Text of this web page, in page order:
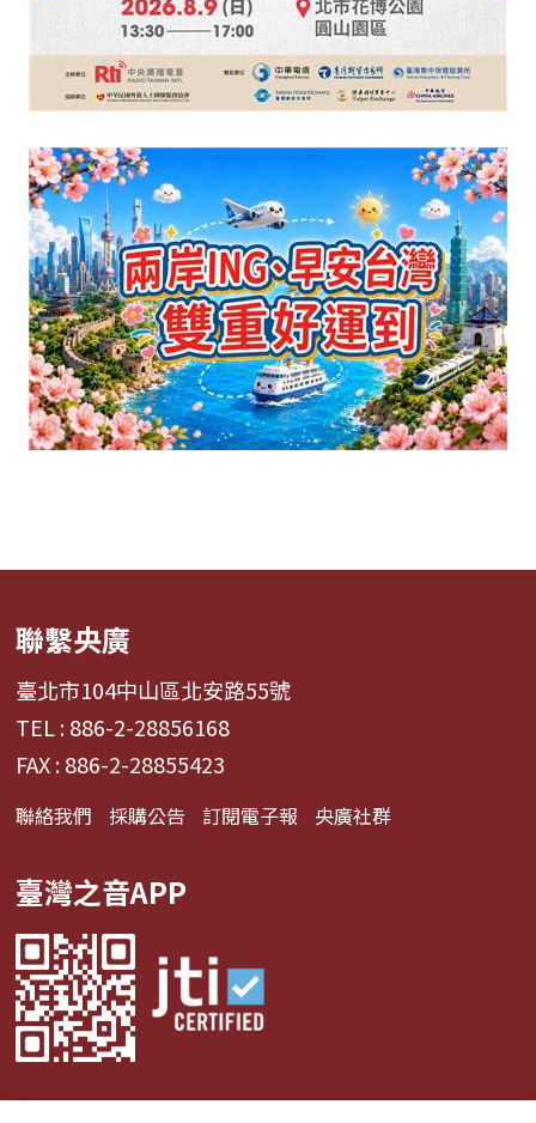
聯繫央廣
臺北市104中山區北安路55號
TEL : 886-2-28856168
FAX : 886-2-28855423
聯絡我們 採購公告 訂閱電子報 央廣社群
臺灣之音APP